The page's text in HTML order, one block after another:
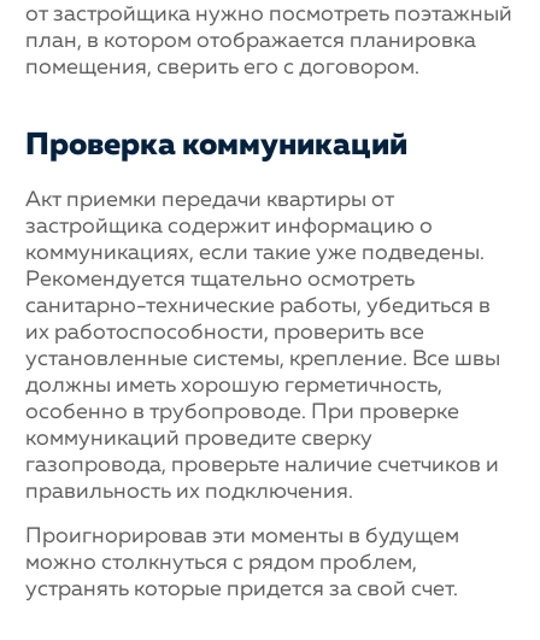
от застройщика нужно посмотреть поэтажный
план, в котором отображается планировка
помещения, сверить его с договором.
Проверка коммуникаций
Акт приемки передачи квартиры от
застройщика содержит информацию о
коммуникациях, если такие уже подведены.
Рекомендуется тщательно осмотреть
санитарно-технические работы, убедиться в
их работоспособности, проверить все
установленные системы, крепление. Все швы
должны иметь хорошую герметичность,
особенно в трубопроводе. При проверке
коммуникаций проведите сверку
газопровода, проверьте наличие счетчиков и
правильность их подключения.
Проигнорировав эти моменты в будущем
можно столкнуться с рядом проблем,
устранять которые придется за свой счет.